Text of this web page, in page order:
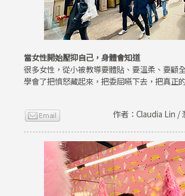
當女性開始壓抑自己，身體會知道
很多女性，從小被教導要體貼、要溫柔、要顧
學會了把憤怒藏起來，把委屈嚥下去，把真正
作者：Claudia Lin /